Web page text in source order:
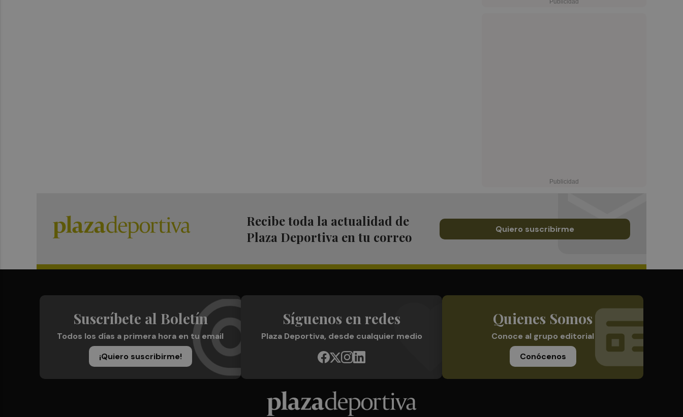
Recibe toda la actualidad de
Plaza Deportiva en tu correo
Quiero suscribirme
Suscríbete al Boletín
Todos los días a primera hora en tu email
¡Quiero suscribirme!
Síguenos en redes
Plaza Deportiva, desde cualquier medio
Quienes Somos
Conoce al grupo editorial
Conócenos